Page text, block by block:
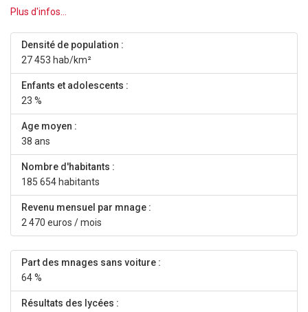
Plus d'infos...
Densité de population :
27 453 hab/km²
Enfants et adolescents :
23 %
Age moyen :
38 ans
Nombre d'habitants :
185 654 habitants
Revenu mensuel par mnage :
2 470 euros / mois
Part des mnages sans voiture :
64 %
Résultats des lycées :